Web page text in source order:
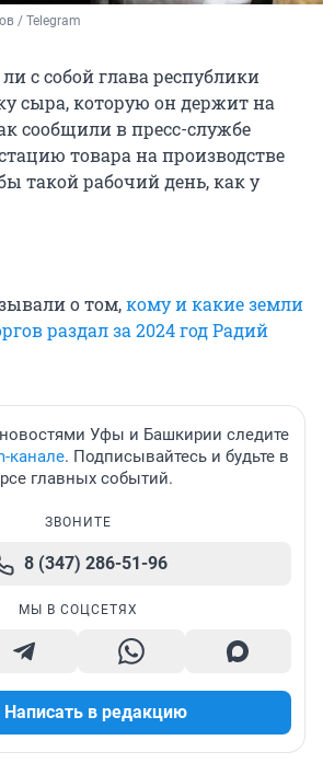
/ Telegram
с собой глава республики
сыра, которую он держит на
сообщили в пресс-службе
товара на производстве
такой рабочий день, как у
о том,кому и какие земли
раздал за 2024 год Радий
Уфы и Башкирии следите
канале. Подписывайтесь и будьте в
главных событий.
ЗВОНИТЕ
8 (347) 286-51-96
МЫ В СОЦСЕТЯХ
Написать в редакцию